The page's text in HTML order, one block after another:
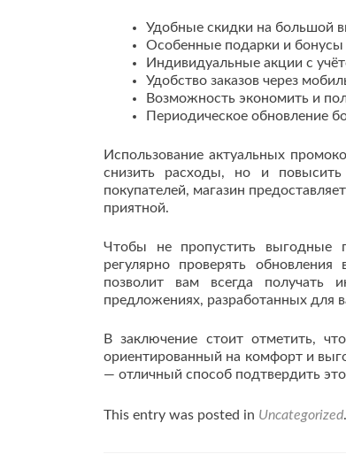
Удобные скидки на большой
Особенные подарки и
Индивидуальные акции с
Удобство заказов через
Возможность экономить и
Периодическое обновление
Использование актуальных
снизить расходы, но и
покупателей, магазин
приятной.
Чтобы не пропустить выгодные
регулярно проверять
позволит вам всегда получать
предложениях, разработанных для
В заключение стоит отметить,
ориентированный на комфорт и
— отличный способ подтвердить
This entry was posted in Uncategorized